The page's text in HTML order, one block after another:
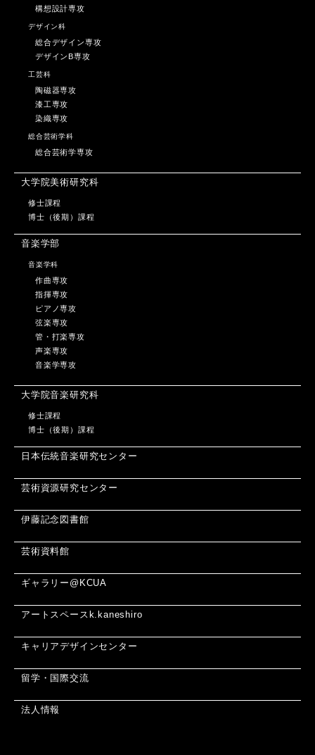
構想設計専攻
デザイン科
総合デザイン専攻
デザインB専攻
工芸科
陶磁器専攻
漆工専攻
染織専攻
総合芸術学科
総合芸術学専攻
大学院美術研究科
修士課程
博士（後期）課程
音楽学部
音楽学科
作曲専攻
指揮専攻
ピアノ専攻
弦楽専攻
管・打楽専攻
声楽専攻
音楽学専攻
大学院音楽研究科
修士課程
博士（後期）課程
日本伝統音楽研究センター
芸術資源研究センター
伊藤記念図書館
芸術資料館
ギャラリー@KCUA
アートスペースk.kaneshiro
キャリアデザインセンター
留学・国際交流
法人情報